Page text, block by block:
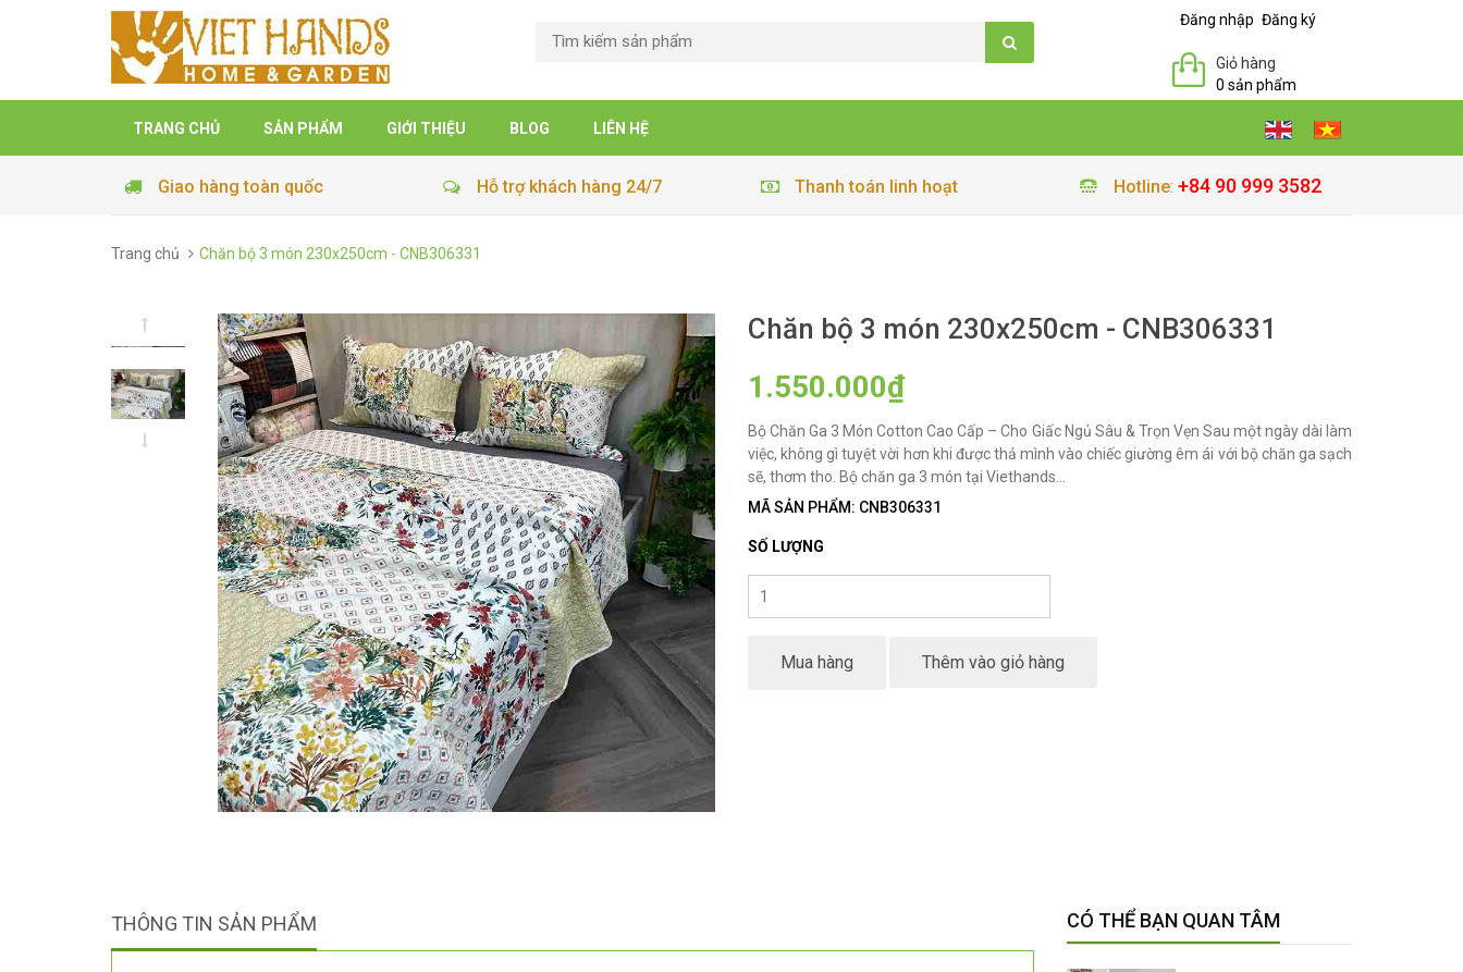
Đăng nhập Đăng ký
Giỏ hàng
0 sản phẩm
TRANG CHỦ SẢN PHẨM GIỚI THIỆU BLOG LIÊN HỆ
Giao hàng toàn quốc Hỗ trợ khách hàng 24/7 Thanh toán linh hoạt Hotline: +84 90 999 3582
Trang chủ Chăn bộ 3 món 230x250cm - CNB306331
Chăn bộ 3 món 230x250cm - CNB306331
1.550.000₫
Bộ Chăn Ga 3 Món Cotton Cao Cấp – Cho Giấc Ngủ Sâu & Trọn Vẹn Sau một ngày dài làm
việc, không gì tuyệt vời hơn khi được thả mình vào chiếc giường êm ái với bộ chăn ga sạch
sẽ, thơm tho. Bộ chăn ga 3 món tại Viethands...
MÃ SẢN PHẨM: CNB306331
SỐ LƯỢNG
Mua hàng Thêm vào giỏ hàng
THÔNG TIN SẢN PHẨM CÓ THỂ BẠN QUAN TÂM